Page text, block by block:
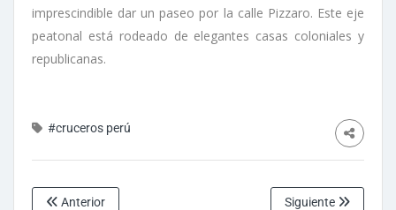
imprescindible dar un paseo por la calle Pizzaro. Este eje
peatonal está rodeado de elegantes casas coloniales y
republicanas.
#cruceros perú
Anterior Siguiente